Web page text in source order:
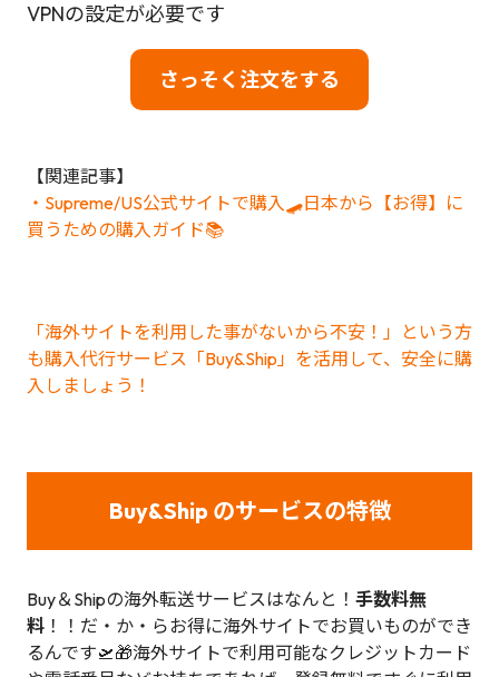
VPNの設定が必要です
さっそく注文をする
【関連記事】
・Supreme/US公式サイトで購入🛹日本から【お得】に
買うための購入ガイド📚
「海外サイトを利用した事がないから不安！」という方
も購入代行サービス「Buy&Ship」を活用して、安全に購
入しましょう！
Buy&Ship のサービスの特徴
Buy＆Shipの海外転送サービスはなんと！ 手数料無
料 ！！だ・か・らお得に海外サイトでお買いものができ
るんです🛫🎁海外サイトで利用可能なクレジットカード